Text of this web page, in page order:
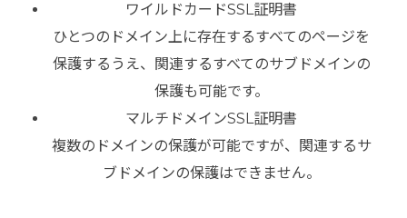
ワイルドカードSSL証明書
ひとつのドメイン上に存在するすべてのページを
保護するうえ、関連するすべてのサブドメインの
保護も可能です。
マルチドメインSSL証明書
複数のドメインの保護が可能ですが、関連するサ
ブドメインの保護はできません。